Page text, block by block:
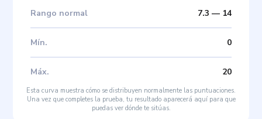
Rango normal 7.3 — 14
Mín. 0
Máx. 20
Esta curva muestra cómo se distribuyen normalmente las puntuaciones.
Una vez que completes la prueba, tu resultado aparecerá aquí para que
puedas ver dónde te sitúas.